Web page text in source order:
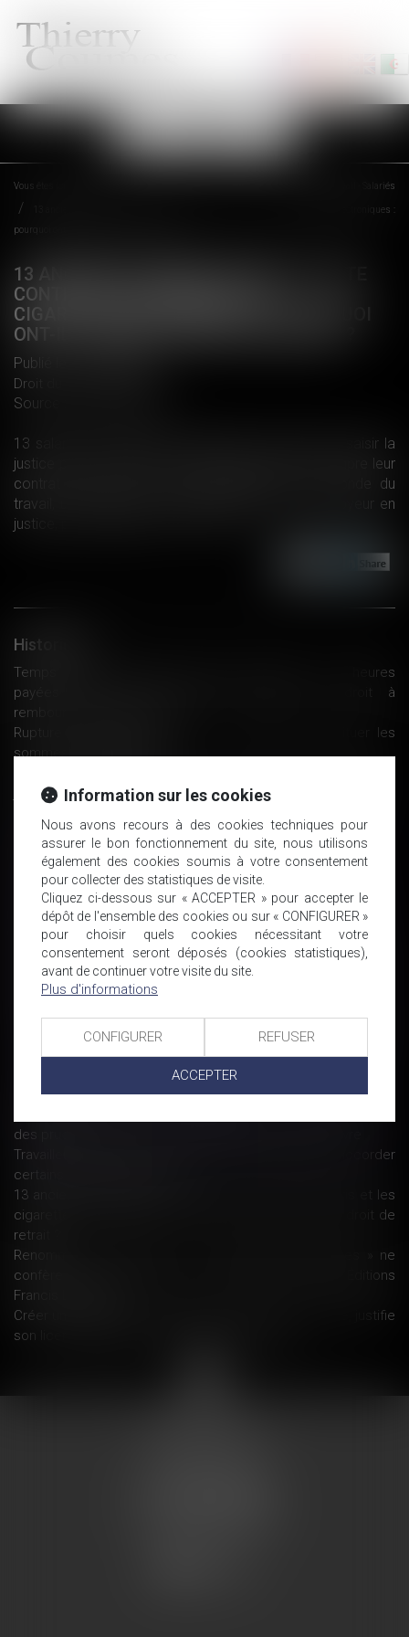
Ouvrir
le
Vous êtes ici : Droit du travail - Salariés
13 anciens salariés portent plainte contre Philip Morris et les cigarettes électroniques :
pourquoi ont-ils exercé un droit de retrait ?
13 ANCIENS SALARIÉS PORTENT PLAINTE
CONTRE PHILIP MORRIS ET LES
CIGARETTES ÉLECTRONIQUES : POURQUOI
ONT-ILS EXERCÉ UN DROIT DE RETRAIT ?
Publié le :
Droit du travail - Salariés
Source :
13 salariés du Cigarettier Philip Morris viennent de saisir la
justice pour exercer leur droit de retrait et ainsi rompre leur
contrat de travail [...] Une première dans le monde du
travail, un groupe de salariés assignent leur employeur en
justice, pour tromperie ?
Historique
Temps partiel requalifié en temps complet : les heures
payées mais non travaillées n'ouvrent pas droit à
remboursement de frais
Rupture conventionnelle nulle : le salarié doit restituer les
sommes - Éditions Tissot
justifier un licenciement
un préjudice
Ramadan au boulot : ce qu'en dit le droit du travail
Pouvez-vous être indemnisé pour ne pas avoir assez de
travail ?
Agression physique volontaire et préméditée de son
employeur : une faute lourde - Éditions Francis Lefebvre
Licencié pour faute grave en raison de propos déloyaux et
malveillants, tenus sur un site Internet, à l'encontre de
l'entreprise
Départ du salarié en cours de préavis : quel effet sur la levée
de la clause de non-concurrence ? - Éditions Francis
Lefebvre
Je peux fixer moi-même mes jours de congé parental à
temps partiel? - L'Express L'Entreprise
des prud’hommes : condition - Éditions Francis Lefebvre
Travailleurs autonomes : l’exécutif propose de leur accorder
certains droits des salariés
13 anciens salariés portent plainte contre Philip Morris et les
cigarettes électroniques : pourquoi ont-ils exercé un droit de
retrait ?
Renommer le disque dur en « données personnelles » ne
confère pas à son contenu un caractère personnel - Éditions
Francis Lefebvre
Créer une entreprise concurrente à celle où il travaille, justifie
son licenciement pour faute grave LégiSocial
Information sur les cookies
Nous avons recours à des cookies techniques pour
assurer le bon fonctionnement du site, nous utilisons
également des cookies soumis à votre consentement
pour collecter des statistiques de visite.
Cliquez ci-dessous sur « ACCEPTER » pour accepter le
dépôt de l'ensemble des cookies ou sur « CONFIGURER »
pour choisir quels cookies nécessitant votre
consentement seront déposés (cookies statistiques),
avant de continuer votre visite du site.
Plus d'informations
CONFIGURER REFUSER
ACCEPTER